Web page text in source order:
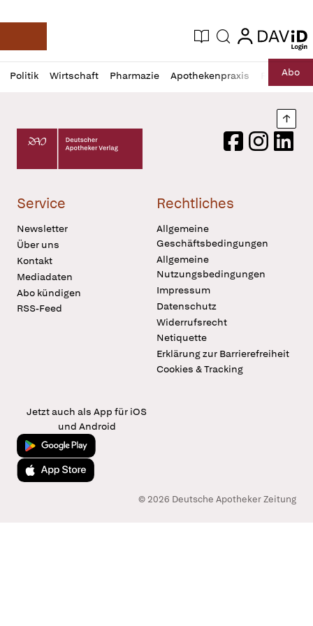
Deutsche Apotheker Zeitung
Aktuelle Ausgabe
Suche login
login
Politik Wirtschaft Pharmazie Apothekenpraxis RechtAbo
Profil
öffnen
Daz
Pur
Deutscher Apotheker Verlag Logo
FacebookInstagram
Service
Newsletter
Über uns
Kontakt
Mediadaten
Abo kündigen
RSS-Feed
Rechtliches
Allgemeine
Geschäftsbedingungen
Allgemeine
Nutzungsbedingungen
Impressum
Datenschutz
Widerrufsrecht
Netiquette
Erklärung zur Barrierefreiheit
Cookies & Tracking
Jetzt auch als App für iOS
und Android
Jetzt bei Google Play
Laden im App Store
© 2026 Deutsche Apotheker Zeitung